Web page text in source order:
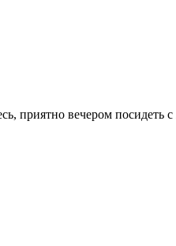
приятно вечером